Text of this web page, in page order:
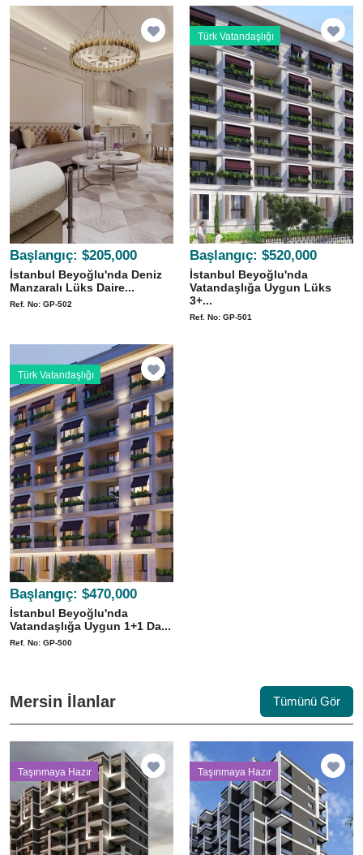
Başlangıç: $205,000
İstanbul Beyoğlu'nda Deniz
Manzaralı Lüks Daire...
Ref. No: GP-502
Türk Vatandaşlığı
Başlangıç: $520,000
İstanbul Beyoğlu'nda
Vatandaşlığa Uygun Lüks
3+...
Ref. No: GP-501
Türk Vatandaşlığı
Başlangıç: $470,000
İstanbul Beyoğlu'nda
Vatandaşlığa Uygun 1+1 Da...
Ref. No: GP-500
Mersin İlanlar Tümünü Gör
Taşınmaya Hazır Taşınmaya Hazır